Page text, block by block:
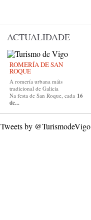
ACTUALIDADE
ROMERÍA DE SAN
ROQUE
A romería urbana máis
tradicional de Galicia
Na festa de San Roque, cada 16
de...
Tweets by @TurismodeVigo